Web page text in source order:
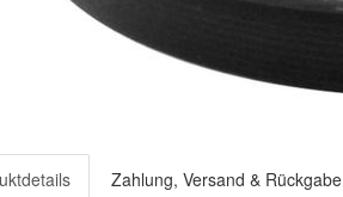
Zahlung, Versand & Rückgabe